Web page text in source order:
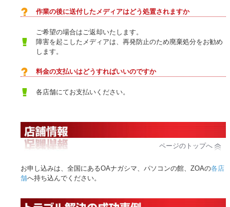
作業の後に送付したメディアはどう処置されますか
ご希望の場合はご返却いたします。
障害を起こしたメディアは、再発防止のため廃棄処分をお勧め
します。
料金の支払いはどうすればいいのですか
各店舗にてお支払いください。
ページのトップへ
お申し込みは、全国にあるOAナガシマ、パソコンの館、ZOAの各店
舗へ持ち込んでください。